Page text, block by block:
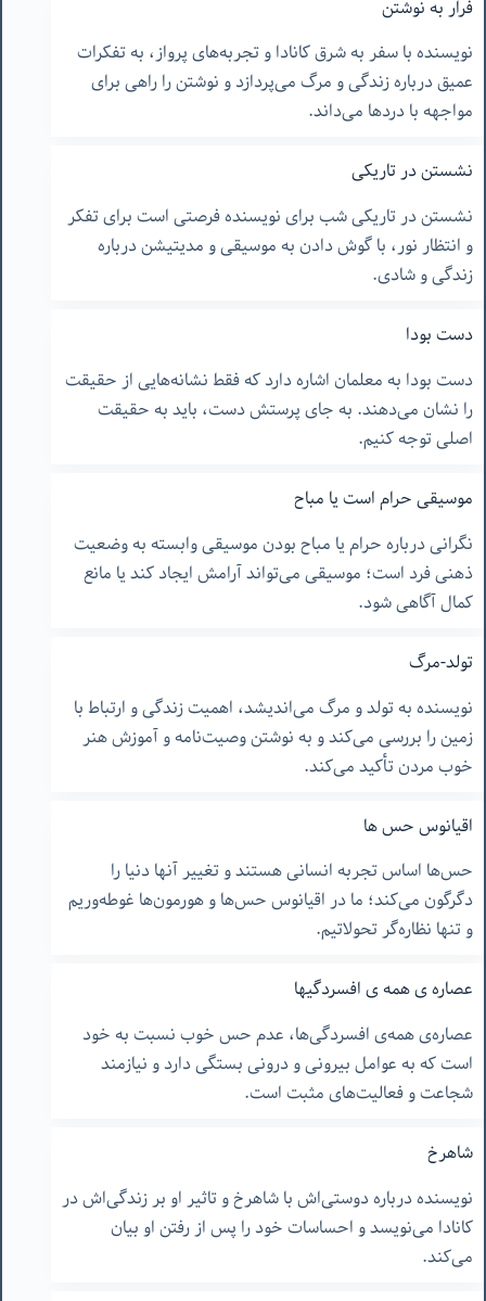
فرار به نوشتن
نویسنده با سفر به شرق کانادا و تجربه‌های پرواز، به تفکرات
عمیق درباره زندگی و مرگ می‌پردازد و نوشتن را راهی برای
مواجهه با دردها می‌داند.
نشستن در تاریکی
نشستن در تاریکی شب برای نویسنده فرصتی است برای تفکر
و انتظار نور، با گوش دادن به موسیقی و مدیتیشن درباره
زندگی و شادی.
دست بودا
دست بودا به معلمان اشاره دارد که فقط نشانه‌هایی از حقیقت
را نشان می‌دهند. به جای پرستش دست، باید به حقیقت
اصلی توجه کنیم.
موسیقی حرام است یا مباح
نگرانی درباره حرام یا مباح بودن موسیقی وابسته به وضعیت
ذهنی فرد است؛ موسیقی می‌تواند آرامش ایجاد کند یا مانع
کمال آگاهی شود.
تولد-مرگ
نویسنده به تولد و مرگ می‌اندیشد، اهمیت زندگی و ارتباط با
زمین را بررسی می‌کند و به نوشتن وصیت‌نامه و آموزش هنر
خوب مردن تأکید می‌کند.
اقیانوس حس ها
حس‌ها اساس تجربه انسانی هستند و تغییر آنها دنیا را
دگرگون می‌کند؛ ما در اقیانوس حس‌ها و هورمون‌ها غوطه‌وریم
و تنها نظاره‌گر تحولاتیم.
عصاره ی همه ی افسردگیها
عصاره‌ی همه‌ی افسردگی‌ها، عدم حس خوب نسبت به خود
است که به عوامل بیرونی و درونی بستگی دارد و نیازمند
شجاعت و فعالیت‌های مثبت است.
شاهرخ
نویسنده درباره دوستی‌اش با شاهرخ و تاثیر او بر زندگی‌اش در
کانادا می‌نویسد و احساسات خود را پس از رفتن او بیان
می‌کند.